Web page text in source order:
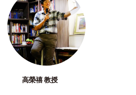
高榮禧 教授